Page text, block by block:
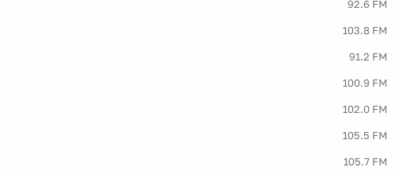
92.6 FM
103.8 FM
91.2 FM
100.9 FM
102.0 FM
105.5 FM
105.7 FM